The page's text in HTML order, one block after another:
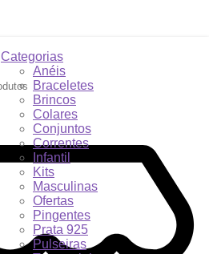
Categorias
Anéis
Braceletes
Brincos
Colares
Conjuntos
Correntes
Infantil
Kits
Masculinas
Ofertas
Pingentes
Prata 925
Pulseiras